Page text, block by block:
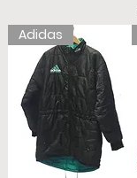
Adidas